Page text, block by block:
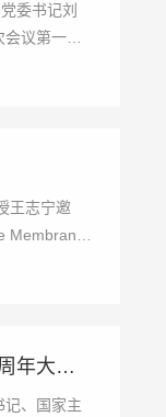
委书记刘
议第一阶
王志宁邀
环境科学与工程学院师生热议习近平总书记在庆祝中国共产党成立105周年大会上的讲话
、国家主